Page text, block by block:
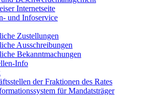
Internetseite
und Infoservice
Zustellungen
Ausschreibungen
Bekanntmachungen
Info
der Fraktionen des Rates
für Mandatsträger